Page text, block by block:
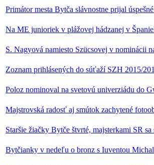
Primátor mesta Bytča slávnostne prijal
Na ME junioriek v plážovej hádzanej v
S. Nagyová namiesto Szücsovej v nominácii
Zoznam prihlásených do súťaží SZH 2015/
Poloz nominoval na svetovú univerziádu do
Majstrovská radosť aj smútok zachytené
Staršie žiačky Bytče štvrté, majsterkami SR
Bytčianky v nedeľu o bronz s Iuventou